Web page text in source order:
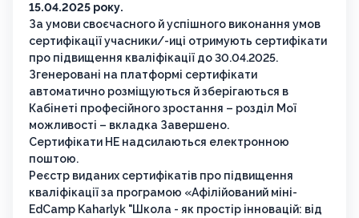
15.04.2025 року.
За умови своєчасного й успішного виконання умов
сертифікації учасники/-иці отримують сертифікати
про підвищення кваліфікації до 30.04.2025.
Згенеровані на платформі сертифікати
автоматично розміщуються й зберігаються в
Кабінеті професійного зростання – розділ Мої
можливості – вкладка Завершено.
Сертифікати НЕ надсилаються електронною
поштою.
Реєстр виданих сертифікатів про підвищення
кваліфікації за програмою «Афілійований міні-
EdCamp Kaharlyk "Школа - як простір інновацій: від